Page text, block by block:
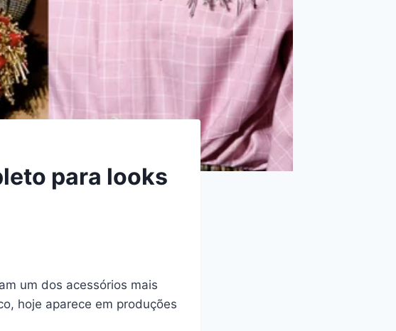
para looks
um dos acessórios mais
hoje aparece em produções